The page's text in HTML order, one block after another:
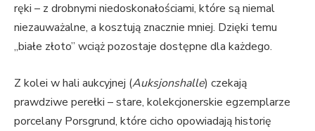
ręki – z drobnymi niedoskonałościami, które są niemal
niezauważalne, a kosztują znacznie mniej. Dzięki temu
„białe złoto” wciąż pozostaje dostępne dla każdego.
Z kolei w hali aukcyjnej (Auksjonshalle) czekają
prawdziwe perełki – stare, kolekcjonerskie egzemplarze
porcelany Porsgrund, które cicho opowiadają historię